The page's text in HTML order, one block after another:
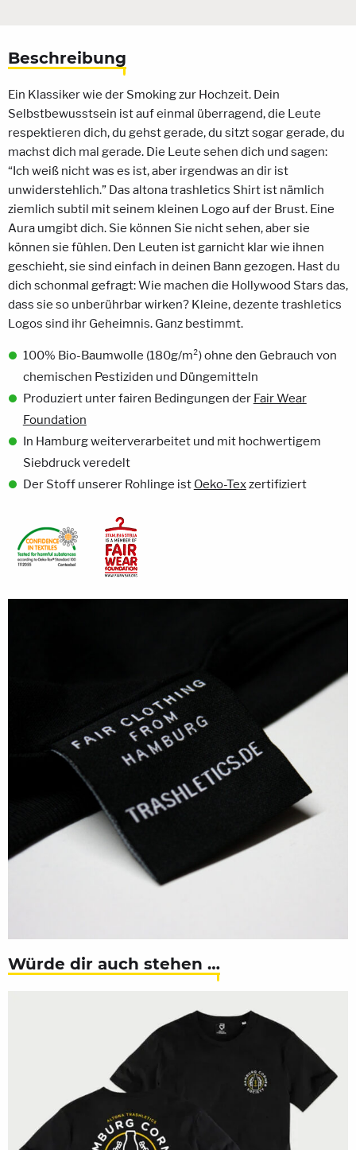
Beschreibung
Ein Klassiker wie der Smoking zur Hochzeit. Dein
Selbstbewusstsein ist auf einmal überragend, die Leute
respektieren dich, du gehst gerade, du sitzt sogar gerade, du
machst dich mal gerade. Die Leute sehen dich und sagen:
“Ich weiß nicht was es ist, aber irgendwas an dir ist
unwiderstehlich.” Das altona trashletics Shirt ist nämlich
ziemlich subtil mit seinem kleinen Logo auf der Brust. Eine
Aura umgibt dich. Sie können Sie nicht sehen, aber sie
können sie fühlen. Den Leuten ist garnicht klar wie ihnen
geschieht, sie sind einfach in deinen Bann gezogen. Hast du
dich schonmal gefragt: Wie machen die Hollywood Stars das,
dass sie so unberührbar wirken? Kleine, dezente trashletics
Logos sind ihr Geheimnis. Ganz bestimmt.
100% Bio-Baumwolle (180g/m²) ohne den Gebrauch von
chemischen Pestiziden und Düngemitteln
Produziert unter fairen Bedingungen der Fair Wear
Foundation
In Hamburg weiterverarbeitet und mit hochwertigem
Siebdruck veredelt
Der Stoff unserer Rohlinge ist Oeko-Texzertifiziert
Würde dir auch stehen …